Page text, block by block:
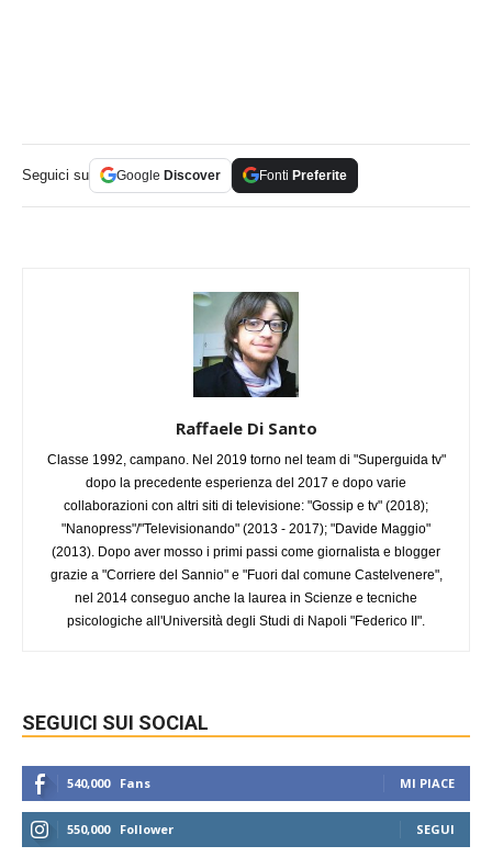
Seguici su Google Discover Fonti Preferite
Raffaele Di Santo
Classe 1992, campano. Nel 2019 torno nel team di "Superguida tv"
dopo la precedente esperienza del 2017 e dopo varie
collaborazioni con altri siti di televisione: "Gossip e tv" (2018);
"Nanopress"/"Televisionando" (2013 - 2017); "Davide Maggio"
(2013). Dopo aver mosso i primi passi come giornalista e blogger
grazie a "Corriere del Sannio" e "Fuori dal comune Castelvenere",
nel 2014 conseguo anche la laurea in Scienze e tecniche
psicologiche all'Università degli Studi di Napoli "Federico II".
SEGUICI SUI SOCIAL
540,000 Fans MI PIACE
550,000 Follower SEGUI